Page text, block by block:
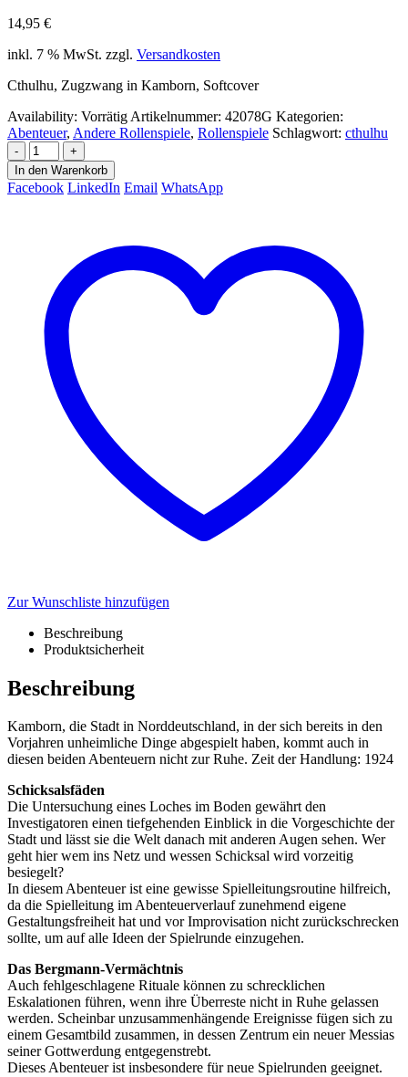
14,95 €
inkl. 7 % MwSt. zzgl. Versandkosten
Cthulhu, Zugzwang in Kamborn, Softcover
Availability: Vorrätig Artikelnummer: 42078G Kategorien:
Abenteuer, Andere Rollenspiele, Rollenspiele Schlagwort: cthulhu
-
+
In den Warenkorb
Facebook LinkedIn Email WhatsApp
Zur Wunschliste hinzufügen
Beschreibung
Produktsicherheit
Beschreibung
Kamborn, die Stadt in Norddeutschland, in der sich bereits in den
Vorjahren unheimliche Dinge abgespielt haben, kommt auch in
diesen beiden Abenteuern nicht zur Ruhe. Zeit der Handlung: 1924
Schicksalsfäden
Die Untersuchung eines Loches im Boden gewährt den
Investigatoren einen tiefgehenden Einblick in die Vorgeschichte der
Stadt und lässt sie die Welt danach mit anderen Augen sehen. Wer
geht hier wem ins Netz und wessen Schicksal wird vorzeitig
besiegelt?
In diesem Abenteuer ist eine gewisse Spielleitungsroutine hilfreich,
da die Spielleitung im Abenteuerverlauf zunehmend eigene
Gestaltungsfreiheit hat und vor Improvisation nicht zurückschrecken
sollte, um auf alle Ideen der Spielrunde einzugehen.
Das Bergmann-Vermächtnis
Auch fehlgeschlagene Rituale können zu schrecklichen
Eskalationen führen, wenn ihre Überreste nicht in Ruhe gelassen
werden. Scheinbar unzusammenhängende Ereignisse fügen sich zu
einem Gesamtbild zusammen, in dessen Zentrum ein neuer Messias
seiner Gottwerdung entgegenstrebt.
Dieses Abenteuer ist insbesondere für neue Spielrunden geeignet.